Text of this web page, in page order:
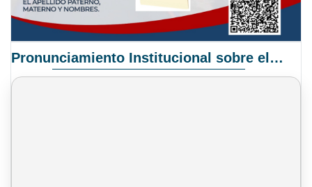
Pronunciamiento Institucional sobre el Proyecto de Ley N° 068/2025-2026 C.S.